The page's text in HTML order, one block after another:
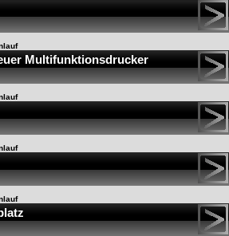
Multifunktionsdrucker